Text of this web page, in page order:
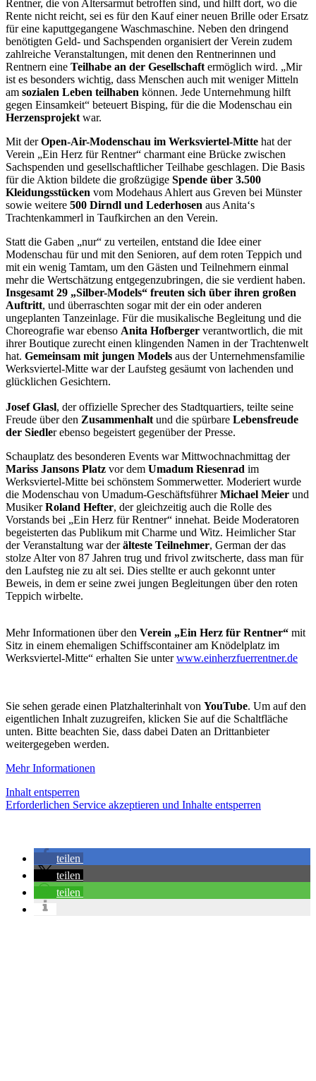
Rentner, die von Altersarmut betroffen sind, und hilft dort, wo die
Rente nicht reicht, sei es für den Kauf einer neuen Brille oder Ersatz
für eine kaputtgegangene Waschmaschine. Neben den dringend
benötigten Geld- und Sachspenden organisiert der Verein zudem
zahlreiche Veranstaltungen, mit denen den Rentnerinnen und
Rentnern eine Teilhabe an der Gesellschaft ermöglich wird. „Mir
ist es besonders wichtig, dass Menschen auch mit weniger Mitteln
am sozialen Leben teilhaben können. Jede Unternehmung hilft
gegen Einsamkeit“ beteuert Bisping, für die die Modenschau ein
Herzensprojekt war.
Mit derOpen-Air-Modenschau im Werksviertel-Mitte hat der
Verein „Ein Herz für Rentner“ charmant eine Brücke zwischen
Sachspenden und gesellschaftlicher Teilhabe geschlagen. Die Basis
für die Aktion bildete die großzügige Spende über 3.500
Kleidungsstücken vom Modehaus Ahlert aus Greven bei Münster
sowie weitere 500 Dirndl und Lederhosen aus Anita‘s
Trachtenkammerl in Taufkirchen an den Verein.
Statt die Gaben „nur“ zu verteilen, entstand die Idee einer
Modenschau für und mit den Senioren, auf dem roten Teppich und
mit ein wenig Tamtam, um den Gästen und Teilnehmern einmal
mehr die Wertschätzung entgegenzubringen, die sie verdient haben.
Insgesamt 29 „Silber-Models“ freuten sich über ihren großen
Auftritt, und überraschten sogar mit der ein oder anderen
ungeplanten Tanzeinlage. Für die musikalische Begleitung und die
Choreografie war ebenso Anita Hofberger verantwortlich, die mit
ihrer Boutique zurecht einen klingenden Namen in der Trachtenwelt
hat. Gemeinsam mit jungen Models aus der Unternehmensfamilie
Werksviertel-Mitte war der Laufsteg gesäumt von lachenden und
glücklichen Gesichtern.
Josef Glasl, der offizielle Sprecher des Stadtquartiers, teilte seine
Freude über den Zusammenhalt und die spürbare Lebensfreude
der Siedler ebenso begeistert gegenüber der Presse.
Schauplatz des besonderen Events war Mittwochnachmittag der
Mariss Jansons Platz vor dem Umadum Riesenrad im
Werksviertel-Mitte bei schönstem Sommerwetter. Moderiert wurde
die Modenschau von Umadum-GeschäftsführerMichael Meier und
MusikerRoland Hefter, der gleichzeitig auch die Rolle des
Vorstands bei „Ein Herz für Rentner“ innehat. Beide Moderatoren
begeisterten das Publikum mit Charme und Witz. Heimlicher Star
der Veranstaltung war derälteste Teilnehmer, German der das
stolze Alter von 87 Jahren trug und frivol zwitscherte, dass man für
den Laufsteg nie zu alt sei. Dies stellte er auch gekonnt unter
Beweis, in dem er seine zwei jungen Begleitungen über den roten
Teppich wirbelte.
Mehr Informationen über den Verein „Ein Herz für Rentner“ mit
Sitz in einem ehemaligen Schiffscontainer am Knödelplatz im
Werksviertel-Mitte“ erhalten Sie unterwww.einherzfuerrentner.de
Sie sehen gerade einen Platzhalterinhalt von YouTube. Um auf den
eigentlichen Inhalt zuzugreifen, klicken Sie auf die Schaltfläche
unten. Bitte beachten Sie, dass dabei Daten an Drittanbieter
weitergegeben werden.
Mehr Informationen
Inhalt entsperren
Erforderlichen Service akzeptieren und Inhalte entsperren
teilen
teilen
teilen